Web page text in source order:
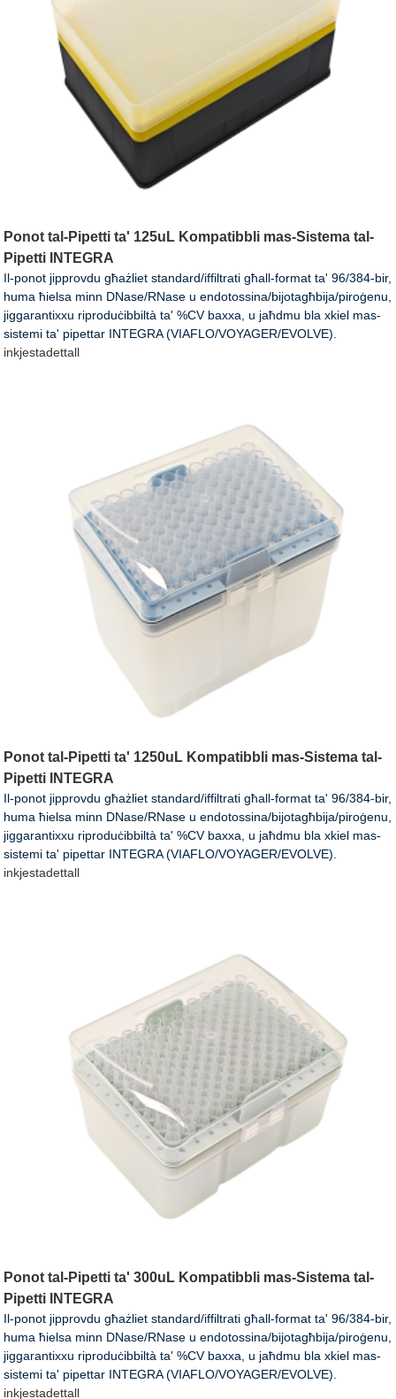
Ponot tal-Pipetti ta' 125uL Kompatibbli mas-Sistema tal-
Pipetti INTEGRA
Il-ponot jipprovdu għażliet standard/iffiltrati għall-format ta' 96/384-bir,
huma ħielsa minn DNase/RNase u endotossina/bijotagħbija/piroġenu,
jiggarantixxu riproduċibbiltà ta' %CV baxxa, u jaħdmu bla xkiel mas-
sistemi ta' pipettar INTEGRA (VIAFLO/VOYAGER/EVOLVE).
inkjestadettall
Ponot tal-Pipetti ta' 1250uL Kompatibbli mas-Sistema tal-
Pipetti INTEGRA
Il-ponot jipprovdu għażliet standard/iffiltrati għall-format ta' 96/384-bir,
huma ħielsa minn DNase/RNase u endotossina/bijotagħbija/piroġenu,
jiggarantixxu riproduċibbiltà ta' %CV baxxa, u jaħdmu bla xkiel mas-
sistemi ta' pipettar INTEGRA (VIAFLO/VOYAGER/EVOLVE).
inkjestadettall
Ponot tal-Pipetti ta' 300uL Kompatibbli mas-Sistema tal-
Pipetti INTEGRA
Il-ponot jipprovdu għażliet standard/iffiltrati għall-format ta' 96/384-bir,
huma ħielsa minn DNase/RNase u endotossina/bijotagħbija/piroġenu,
jiggarantixxu riproduċibbiltà ta' %CV baxxa, u jaħdmu bla xkiel mas-
sistemi ta' pipettar INTEGRA (VIAFLO/VOYAGER/EVOLVE).
inkjestadettall